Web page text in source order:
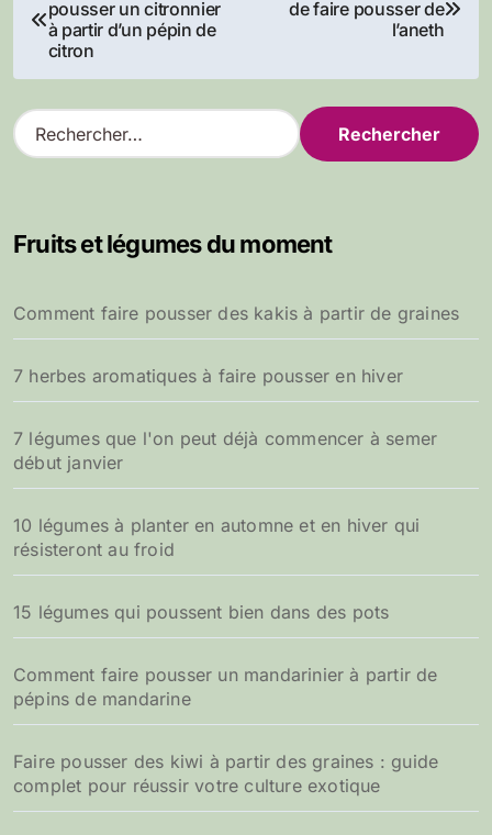
de
l’article
pousser un citronnier
à partir d’un pépin de
citron
de faire pousser de
l’aneth
R
e
r
e
r
:
Fruits et légumes du moment
Comment faire pousser des kakis à partir de graines
7 herbes aromatiques à faire pousser en hiver
7 légumes que l'on peut déjà commencer à semer
début janvier
10 légumes à planter en automne et en hiver qui
résisteront au froid
15 légumes qui poussent bien dans des pots
Comment faire pousser un mandarinier à partir de
pépins de mandarine
Faire pousser des kiwi à partir des graines : guide
complet pour réussir votre culture exotique